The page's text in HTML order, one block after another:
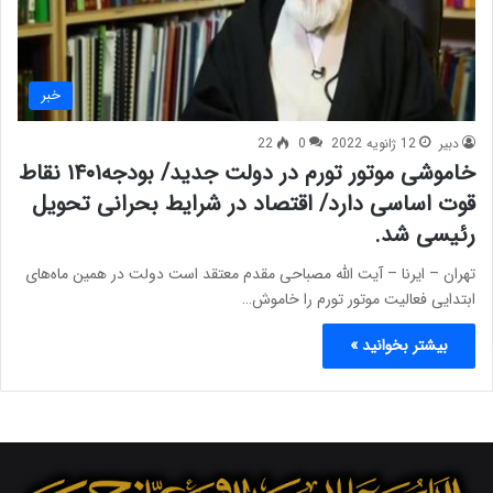
خبر
دبیر 12 ژانویه 2022 0
22
خاموشی موتور تورم در دولت جدید/ بودجه۱۴۰۱ نقاط
قوت اساسی دارد/ اقتصاد در شرایط بحرانی تحویل
رئیسی شد.
تهران – ایرنا – آیت الله مصباحی مقدم معتقد است دولت در همین ماه‌های
ابتدایی فعالیت موتور تورم را خاموش…
بیشتر بخوانید »